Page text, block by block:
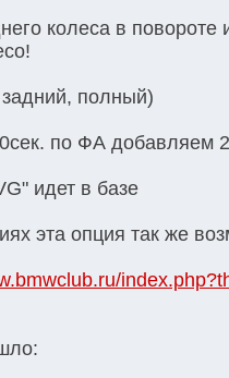
колеса в повороте
полный)
по ФА добавляем
идет в базе
эта опция так же